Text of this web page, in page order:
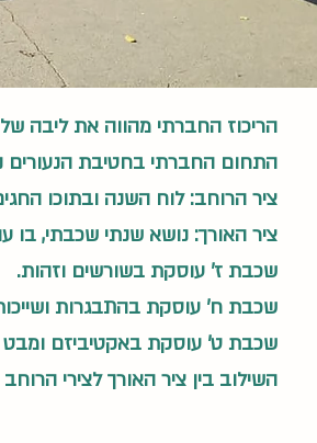
הריכוז החברתי מהווה את ליבה
התחום החברתי בחטיבת הנעורים
ציר הרוחב: לוח השנה ובתוכו
ציר האורך: נושא שנתי שכבתי,
שכבת ז' עוסקת בשורשים וזהות.
שכבת ח' עוסקת בהתבגרות
שכבת ט' עוסקת באקטיביזם
השילוב בין ציר האורך לצירי